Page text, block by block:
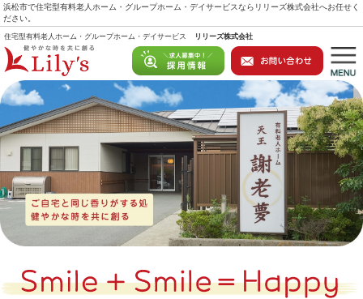
浜松市で住宅型有料老人ホーム・グループホーム・デイサービスならリリーズ株式会社へお任せく
ださい。
住宅型有料老人ホーム・グループホーム・デイサービス リリーズ株式会社